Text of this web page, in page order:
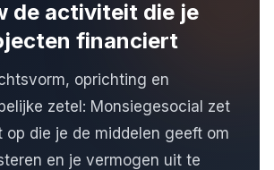
de activiteit die je
financiert
oprichting en
zetel: Monsiegesocial zet
die je de middelen geeft om
en je vermogen uit te